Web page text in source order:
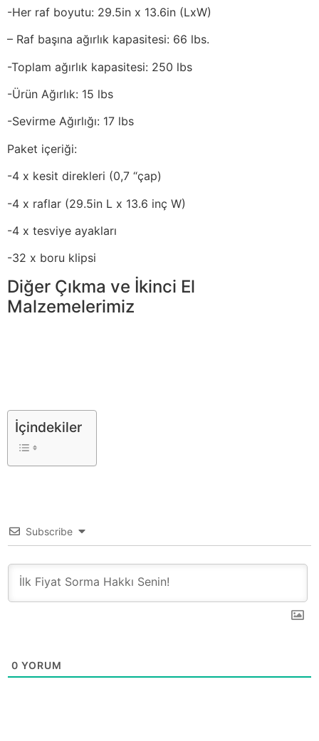
-Her raf boyutu: 29.5in x 13.6in (LxW)
– Raf başına ağırlık kapasitesi: 66 lbs.
-Toplam ağırlık kapasitesi: 250 lbs
-Ürün Ağırlık: 15 lbs
-Sevirme Ağırlığı: 17 lbs
Paket içeriği:
-4 x kesit direkleri (0,7 “çap)
-4 x raflar (29.5in L x 13.6 inç W)
-4 x tesviye ayakları
-32 x boru klipsi
Diğer Çıkma ve İkinci El
Malzemelerimiz
İçindekiler
Subscribe
0 YORUM